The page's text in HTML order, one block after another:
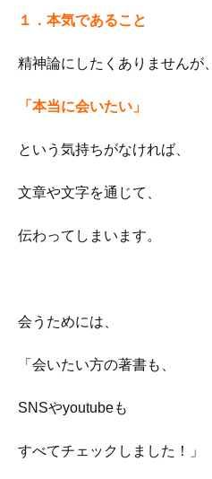
１．本気であること
精神論にしたくありませんが、
「本当に会いたい」
という気持ちがなければ、
文章や文字を通じて、
伝わってしまいます。
会うためには、
「会いたい方の著書も、
SNSやyoutubeも
すべてチェックしました！」